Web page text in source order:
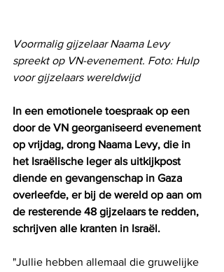
Voormalig gijzelaar Naama Levy
spreekt op VN-evenement. Foto: Hulp
voor gijzelaars wereldwijd
In een emotionele toespraak op een
door de VN georganiseerd evenement
op vrijdag, drong Naama Levy, die in
het Israëlische leger als uitkijkpost
diende en gevangenschap in Gaza
overleefde, er bij de wereld op aan om
de resterende 48 gijzelaars te redden,
schrijven alle kranten in Israël.
"Jullie hebben allemaal die gruwelijke